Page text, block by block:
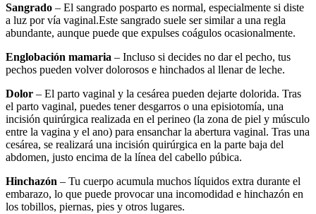
Sangrado – El sangrado posparto es normal, especialmente si diste
a luz por vía vaginal.Este sangrado suele ser similar a una regla
abundante, aunque puede que expulses coágulos ocasionalmente.
Englobación mamaria – Incluso si decides no dar el pecho, tus
pechos pueden volver dolorosos e hinchados al llenar de leche.
Dolor – El parto vaginal y la cesárea pueden dejarte dolorida. Tras
el parto vaginal, puedes tener desgarros o una episiotomía, una
incisión quirúrgica realizada en el perineo (la zona de piel y músculo
entre la vagina y el ano) para ensanchar la abertura vaginal. Tras una
cesárea, se realizará una incisión quirúrgica en la parte baja del
abdomen, justo encima de la línea del cabello púbica.
Hinchazón – Tu cuerpo acumula muchos líquidos extra durante el
embarazo, lo que puede provocar una incomodidad e hinchazón en
los tobillos, piernas, pies y otros lugares.